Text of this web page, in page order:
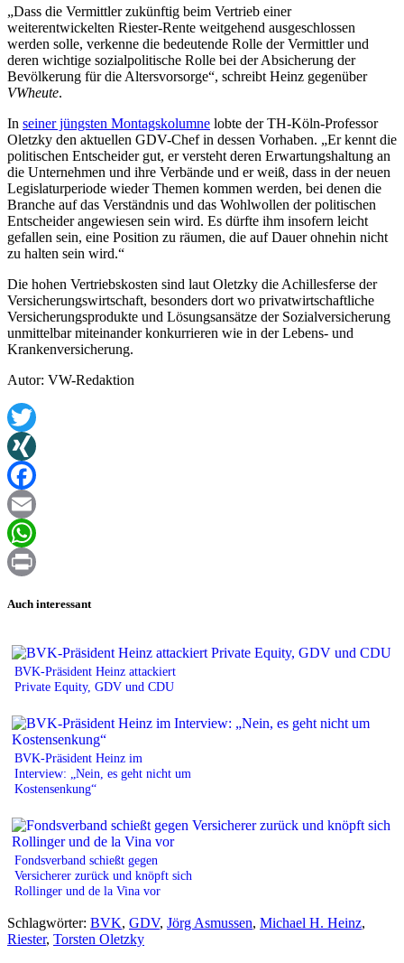
„Dass die Vermittler zukünftig beim Vertrieb einer
weiterentwickelten Riester-Rente weitgehend ausgeschlossen
werden solle, verkenne die bedeutende Rolle der Vermittler und
deren wichtige sozialpolitische Rolle bei der Absicherung der
Bevölkerung für die Altersvorsorge“, schreibt Heinz gegenüber
VWheute.
In seiner jüngsten Montagskolumne lobte der TH-Köln-Professor
Oletzky den aktuellen GDV-Chef in dessen Vorhaben. „Er kennt die
politischen Entscheider gut, er versteht deren Erwartungs­haltung an
die Unternehmen und ihre Verbände und er weiß, dass in der neuen
Legislatur­periode wieder Themen kommen werden, bei denen die
Branche auf das Verständnis und das Wohlwollen der politischen
Entscheider angewiesen sein wird. Es dürfte ihm insofern leicht
gefallen sein, eine Position zu räumen, die auf Dauer ohnehin nicht
zu halten sein wird.“
Die hohen Vertriebs­kosten sind laut Oletzky die Achillesferse der
Versicherungswirtschaft, besonders dort wo privatwirtschaft­liche
Versicherungsprodukte und Lösungsansätze der Sozialversicherung
unmittelbar miteinander konkurrieren wie in der Lebens- und
Krankenversicherung.
Autor: VW-Redaktion
Twitter
XING
Facebook
Email
WhatsApp
Auch interessant
BVK-Präsident Heinz attackiert
Private Equity, GDV und CDU
BVK-Präsident Heinz im
Interview: „Nein, es geht nicht um
Kostensenkung“
Fondsverband schießt gegen
Versicherer zurück und knöpft sich
Rollinger und de la Vina vor
Schlagwörter: BVK, GDV, Jörg Asmussen, Michael H. Heinz,
Riester, Torsten Oletzky